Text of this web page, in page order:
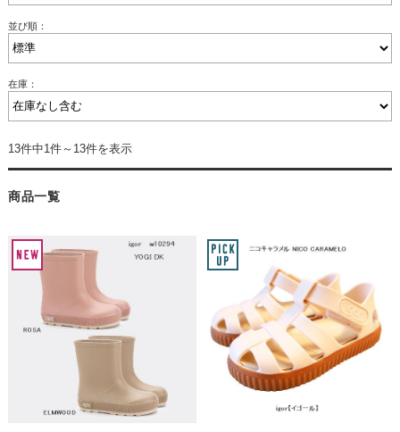
並び順：
在庫：
13件中1件～13件を表示
商品一覧